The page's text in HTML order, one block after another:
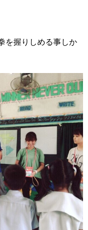
を握りしめる事しか